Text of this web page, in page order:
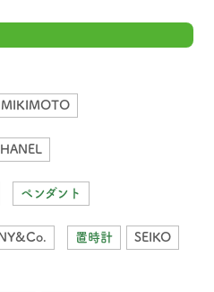
MIKIMOTO
ペンダント
置時計 SEIKO